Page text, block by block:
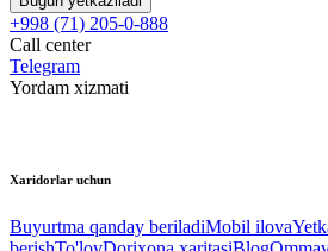
+998 (71) 205-0-888
Call center
Telegram
Yordam xizmati
Xaridorlar uchun
Buyurtma qanday beriladiMobil ilova